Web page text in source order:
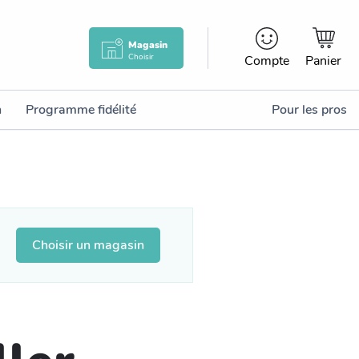
Magasin
Choisir Compte Panier
Programme fidélité Pour les pros
Choisir un magasin